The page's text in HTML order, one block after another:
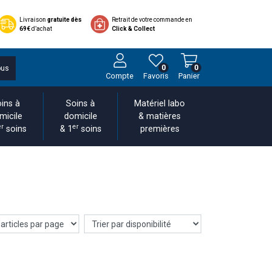
Livraisongratuite dès
69€d’achat
Retrait de votre commande en
Click & Collect
Compte Favoris
0
Panier
0
à
soins
Soins à
domicile
& 1 ersoins
Matériel labo
& matières
premières